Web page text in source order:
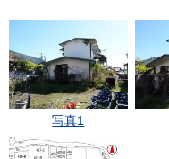
写真1